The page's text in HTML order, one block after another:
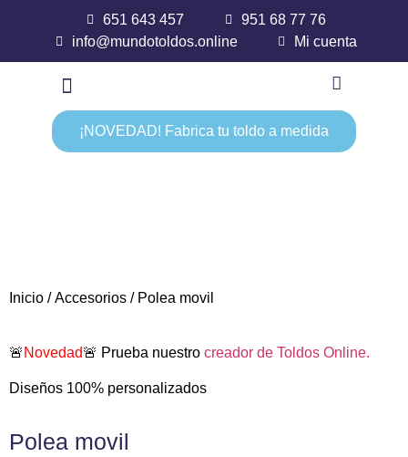
651 643 457
951 68 77 76
info@mundotoldos.online
Mi cuenta
¡NOVEDAD! Fabrica tu toldo a medida
Inicio / Accesorios / Polea movil
🚨 Novedad🚨 Prueba nuestro creador de Toldos Online.
Diseños 100% personalizados
Polea movil